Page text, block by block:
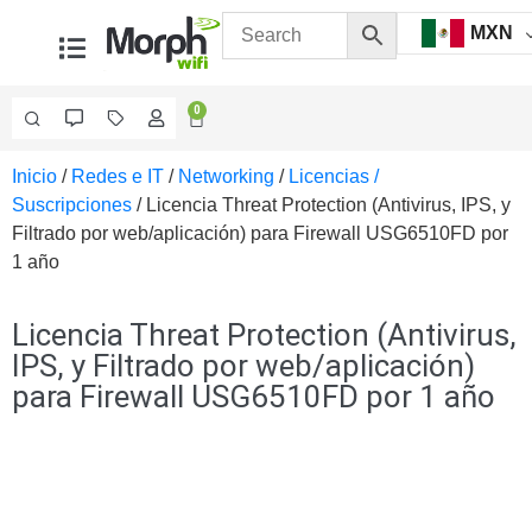
MXN
0
Videovigilancia
Accesorios
Generales
Fibra Accesorios
para
Computadora
y
Inicio / Redes e IT / Networking / Licencias /
Suscripciones / Licencia Threat Protection (Antivirus, IPS, y
Filtrado por web/aplicación) para Firewall USG6510FD por
1 año
Licencia Threat Protection (Antivirus,
IPS, y Filtrado por web/aplicación)
para Firewall USG6510FD por 1 año